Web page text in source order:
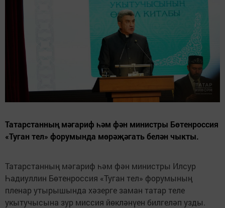
Татарстанның мәгариф һәм фән министры Бөтенроссия
«Туган тел» форумында мөрәҗәгать белән чыкты.
Татарстанның мәгариф һәм фән министры Илсур
Һадиуллин Бөтенроссия «Туган тел» форумының
пленар утырышында хәзерге заман татар теле
укытучысына зур миссия йөкләнүен билгеләп узды.